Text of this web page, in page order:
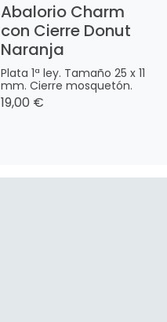
Abalorio Charm
con Cierre Donut
Naranja
Plata 1ª ley. Tamaño 25 x 11
mm. Cierre mosquetón.
19,00 €